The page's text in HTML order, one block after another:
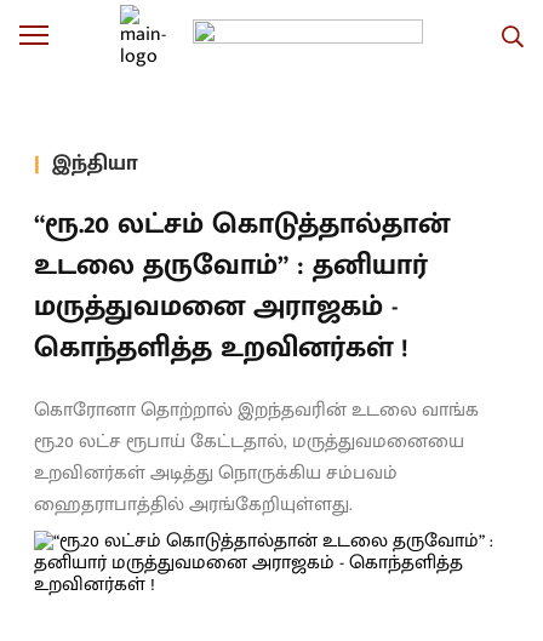
இந்தியா
“ரூ.20 லட்சம் கொடுத்தால்தான்
உடலை தருவோம்” : தனியார்
மருத்துவமனை அராஜகம் -
கொந்தளித்த உறவினர்கள் !
கொரோனா தொற்றால் இறந்தவரின் உடலை வாங்க
ரூ.20 லட்ச ரூபாய் கேட்டதால், மருத்துவமனையை
உறவினர்கள் அடித்து நொருக்கிய சம்பவம்
ஹைதராபாத்தில் அரங்கேறியுள்ளது.